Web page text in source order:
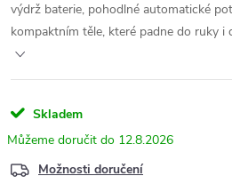
výdrž baterie, pohodlné automatické
kompaktním těle, které padne do ruky i
Skladem
12.8.2026
Možnosti doručení